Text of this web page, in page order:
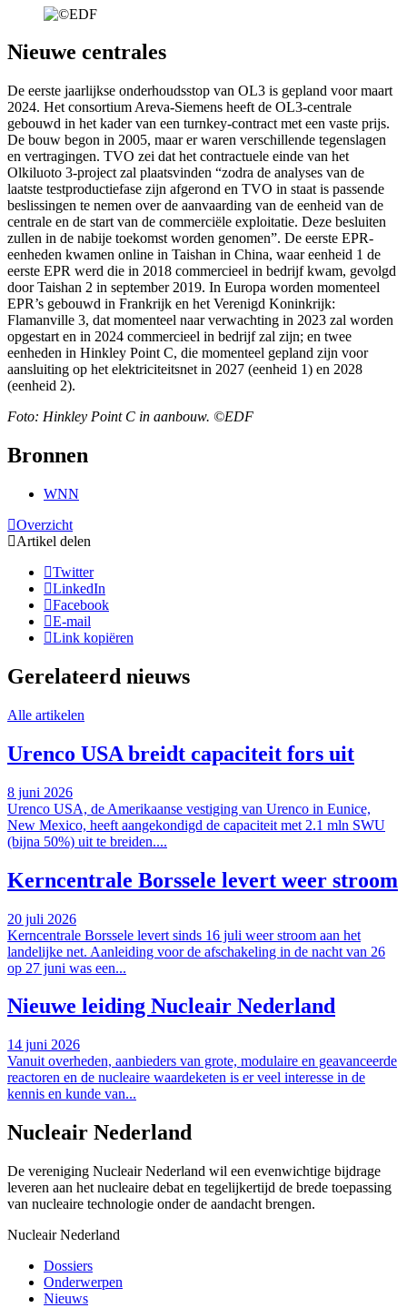
Nieuwe centrales
De eerste jaarlijkse onderhoudsstop van OL3 is gepland voor maart
2024. Het consortium Areva-Siemens heeft de OL3-centrale
gebouwd in het kader van een turnkey-contract met een vaste prijs.
De bouw begon in 2005, maar er waren verschillende tegenslagen
en vertragingen. TVO zei dat het contractuele einde van het
Olkiluoto 3-project zal plaatsvinden “zodra de analyses van de
laatste testproductiefase zijn afgerond en TVO in staat is passende
beslissingen te nemen over de aanvaarding van de eenheid van de
centrale en de start van de commerciële exploitatie. Deze besluiten
zullen in de nabije toekomst worden genomen”. De eerste EPR-
eenheden kwamen online in Taishan in China, waar eenheid 1 de
eerste EPR werd die in 2018 commercieel in bedrijf kwam, gevolgd
door Taishan 2 in september 2019. In Europa worden momenteel
EPR’s gebouwd in Frankrijk en het Verenigd Koninkrijk:
Flamanville 3, dat momenteel naar verwachting in 2023 zal worden
opgestart en in 2024 commercieel in bedrijf zal zijn; en twee
eenheden in Hinkley Point C, die momenteel gepland zijn voor
aansluiting op het elektriciteitsnet in 2027 (eenheid 1) en 2028
(eenheid 2).
Foto: Hinkley Point C in aanbouw. ©EDF
Bronnen
WNN
Overzicht
Artikel delen
Twitter
LinkedIn
Facebook
E-mail
Link kopiëren
Gerelateerd nieuws
Alle artikelen
Urenco USA breidt capaciteit fors uit
8 juni 2026
Urenco USA, de Amerikaanse vestiging van Urenco in Eunice,
New Mexico, heeft aangekondigd de capaciteit met 2.1 mln SWU
(bijna 50%) uit te breiden....
Kerncentrale Borssele levert weer stroom
20 juli 2026
Kerncentrale Borssele levert sinds 16 juli weer stroom aan het
landelijke net. Aanleiding voor de afschakeling in de nacht van 26
op 27 juni was een...
Nieuwe leiding Nucleair Nederland
14 juni 2026
Vanuit overheden, aanbieders van grote, modulaire en geavanceerde
reactoren en de nucleaire waardeketen is er veel interesse in de
kennis en kunde van...
Nucleair Nederland
De vereniging Nucleair Nederland wil een evenwichtige bijdrage
leveren aan het nucleaire debat en tegelijkertijd de brede toepassing
van nucleaire technologie onder de aandacht brengen.
Nucleair Nederland
Dossiers
Onderwerpen
Nieuws